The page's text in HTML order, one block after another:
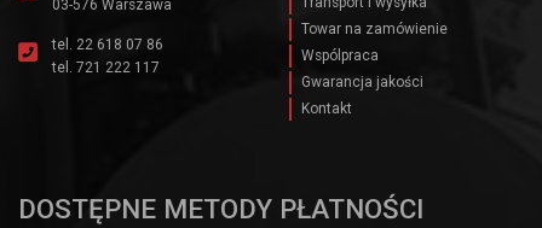
03-576 Warszawa
tel. 22 618 07 86
tel. 721 222 117
Towar na zamówienie
Wspólpraca
Gwarancja jakości
Kontakt
DOSTĘPNE METODY PŁATNOŚCI